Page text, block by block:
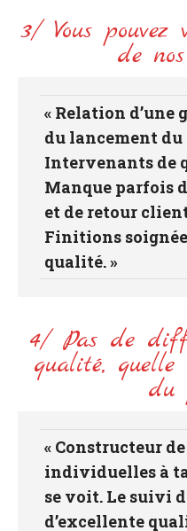
3/ Vous pouvez
de
« Relation d’une
du lancement du
Intervenants de
Manque parfois
et de retour
Finitions
qualité. »
4/ Pas de
qualité,
du
« Constructeur
individuelles à
se voit. Le suivi
d’excellente